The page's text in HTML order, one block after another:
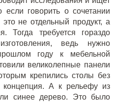
говорить о сочетании
не отдельный продукт, а
Тогда требуется гораздо
ведь нужно
году к мебельной
великолепные панели
крепились столы без
А к рельефу из
синее дерево. Это было